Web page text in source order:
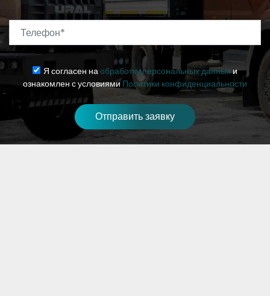
Ваше имя
Телефон *
Я согласен наобработку персональных данныхи
ознакомлен с условиямиПолитики конфиденциальности
Отправить заявку